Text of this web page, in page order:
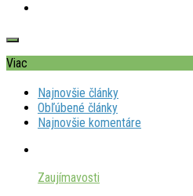
Viac
Najnovšie články
Obľúbené články
Najnovšie komentáre
Zaujímavosti